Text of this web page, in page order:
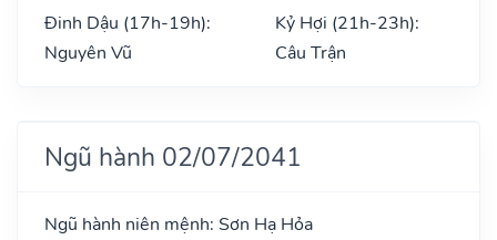
Đinh Dậu (17h-19h):
Nguyên Vũ
Kỷ Hợi (21h-23h):
Câu Trận
Ngũ hành 02/07/2041
Ngũ hành niên mệnh: Sơn Hạ Hỏa